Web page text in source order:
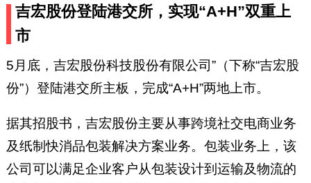
吉宏股份登陆港交所，实现“A+H”双重上
市
5月底，吉宏股份科技股份有限公司”（下称“吉宏股
份”）登陆港交所主板，完成“A+H”两地上市。
据其招股书，吉宏股份主要从事跨境社交电商业务
及纸制快消品包装解决方案业务。包装业务上，该
公司可以满足企业客户从包装设计到运输及物流的